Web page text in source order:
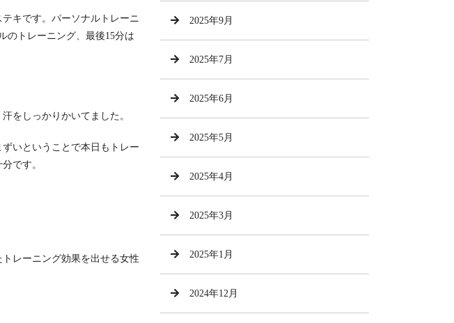
キです。パーソナルトレーニ
のトレーニング、最後15分は
をしっかりかいてました。
いということで本日もトレー
です。
レーニング効果を出せる女性
2025年9月
2025年7月
2025年6月
2025年5月
2025年4月
2025年3月
2025年1月
2024年12月